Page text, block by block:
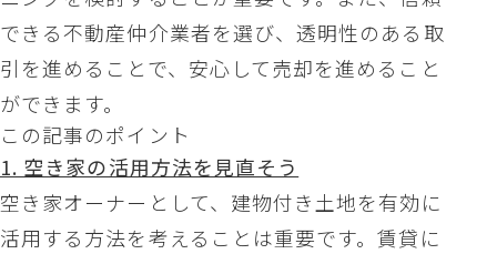
できる不動産仲介業者を選び、透明性のある取
引を進めることで、安心して売却を進めること
ができます。
この記事のポイント
1. 空き家の活用方法を見直そう
空き家オーナーとして、建物付き土地を有効に
活用する方法を考えることは重要です。賃貸に